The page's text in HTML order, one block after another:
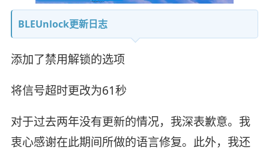
BLEUnlock更新日志
添加了禁用解锁的选项
将信号超时更改为61秒
对于过去两年没有更新的情况，我深表歉意。我
衷心感谢在此期间所做的语言修复。此外，我还